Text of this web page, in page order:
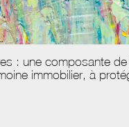
: une composante
immobilier, à